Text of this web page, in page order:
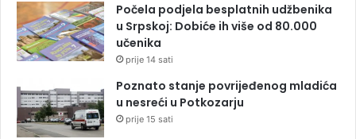
Počela podjela besplatnih udžbenika
u Srpskoj: Dobiće ih više od 80.000
učenika
prije 14 sati
Poznato stanje povrijeđenog mladića
u nesreći u Potkozarju
prije 15 sati